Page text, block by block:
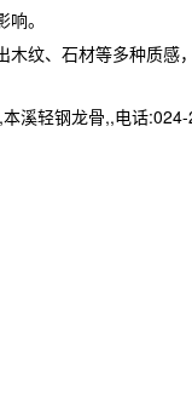
。
纹、石材等多种质
溪轻钢龙骨,,电话